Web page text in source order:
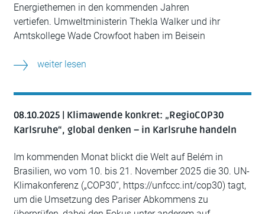
Energiethemen in den kommenden Jahren
vertiefen. Umweltministerin Thekla Walker und ihr
Amtskollege Wade Crowfoot haben im Beisein
weiter lesen
08.10.2025 | Klimawende konkret: „RegioCOP30
Karlsruhe“, global denken – in Karlsruhe handeln
Im kommenden Monat blickt die Welt auf Belém in
Brasilien, wo vom 10. bis 21. November 2025 die 30. UN-
Klimakonferenz („COP30“, https://unfccc.int/cop30) tagt,
um die Umsetzung des Pariser Abkommens zu